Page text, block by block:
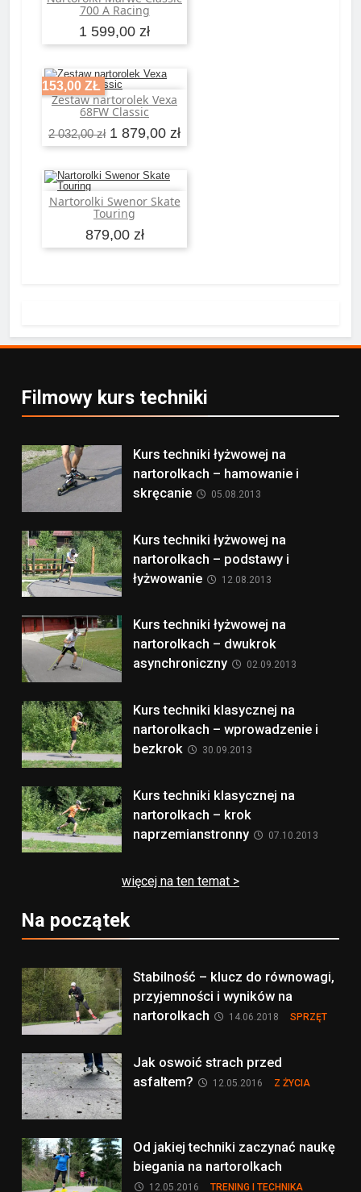
700 A Racing
1 599,00 zł
-153,00 ZŁ
Zestaw nartorolek Vexa
68FW Classic
2 032,00 zł 1 879,00 zł
Dodaj do koszyka
Nartorolki Swenor Skate
Touring
879,00 zł
Dodaj do koszyka
Filmowy kurs techniki
Kurs techniki łyżwowej na
nartorolkach – hamowanie i
skręcanie
05.08.2013
Kurs techniki łyżwowej na
nartorolkach – podstawy i
łyżwowanie
12.08.2013
Kurs techniki łyżwowej na
nartorolkach – dwukrok
asynchroniczny
02.09.2013
Kurs techniki klasycznej na
nartorolkach – wprowadzenie i
bezkrok
30.09.2013
Kurs techniki klasycznej na
nartorolkach – krok
naprzemianstronny
07.10.2013
więcej na ten temat >
Na początek
Stabilność – klucz do równowagi,
przyjemności i wyników na
nartorolkach
14.06.2018 SPRZĘT
Jak oswoić strach przed
asfaltem?
12.05.2016 Z ŻYCIA
Od jakiej techniki zaczynać naukę
biegania na nartorolkach
12.05.2016 TRENING I TECHNIKA